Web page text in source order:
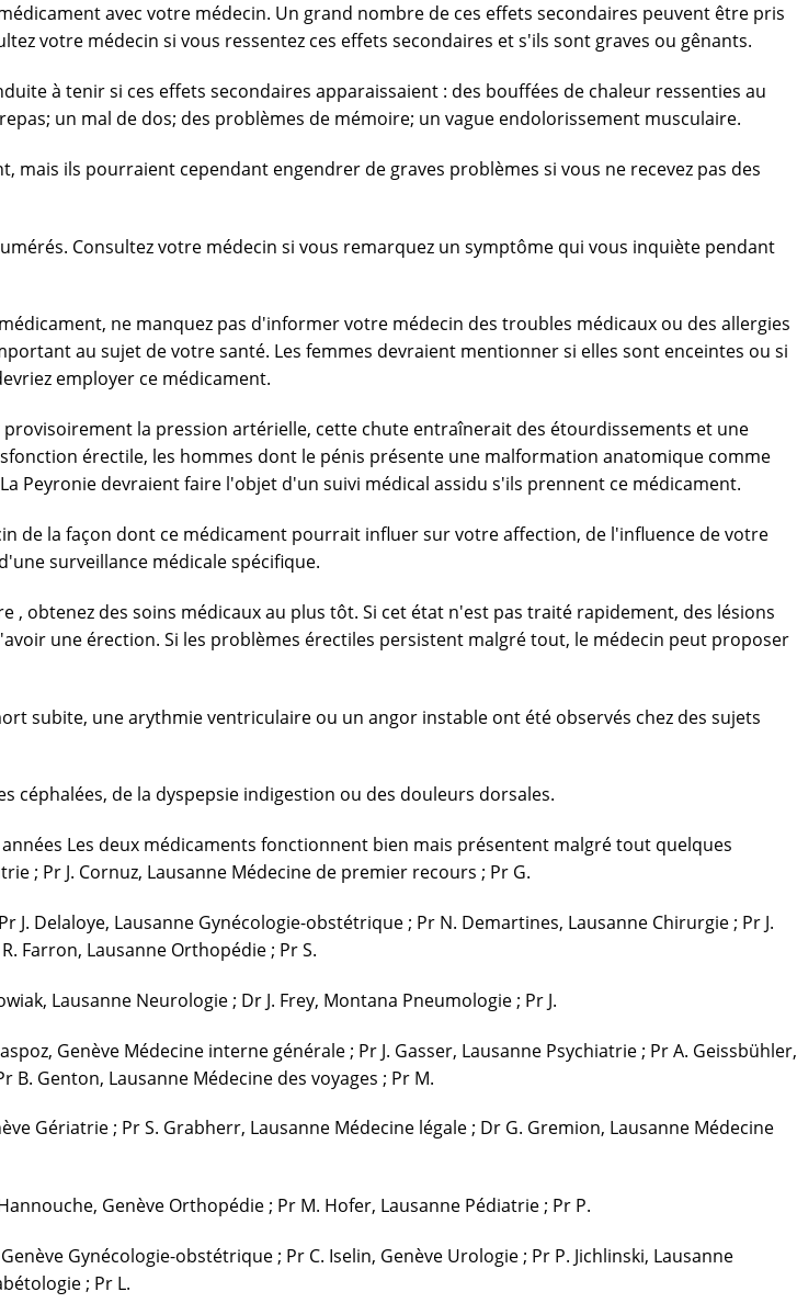
avec votre médecin. Un grand nombre de ces effets secondaires peuvent être pris
votre médecin si vous ressentez ces effets secondaires et s'ils sont graves ou gênants.
à tenir si ces effets secondaires apparaissaient : des bouffées de chaleur ressenties au
un mal de dos; des problèmes de mémoire; un vague endolorissement musculaire.
ils pourraient cependant engendrer de graves problèmes si vous ne recevez pas des
Consultez votre médecin si vous remarquez un symptôme qui vous inquiète pendant
ne manquez pas d'informer votre médecin des troubles médicaux ou des allergies
au sujet de votre santé. Les femmes devraient mentionner si elles sont enceintes ou si
employer ce médicament.
la pression artérielle, cette chute entraînerait des étourdissements et une
érectile, les hommes dont le pénis présente une malformation anatomique comme
Peyronie devraient faire l'objet d'un suivi médical assidu s'ils prennent ce médicament.
de la façon dont ce médicament pourrait influer sur votre affection, de l'influence de votre
surveillance médicale spécifique.
obtenez des soins médicaux au plus tôt. Si cet état n'est pas traité rapidement, des lésions
une érection. Si les problèmes érectiles persistent malgré tout, le médecin peut proposer
subite, une arythmie ventriculaire ou un angor instable ont été observés chez des sujets
de la dyspepsie indigestion ou des douleurs dorsales.
Les deux médicaments fonctionnent bien mais présentent malgré tout quelques
; Pr J. Cornuz, Lausanne Médecine de premier recours ; Pr G.
J. Delaloye, Lausanne Gynécologie-obstétrique ; Pr N. Demartines, Lausanne Chirurgie ; Pr J.
Farron, Lausanne Orthopédie ; Pr S.
Lausanne Neurologie ; Dr J. Frey, Montana Pneumologie ; Pr J.
Genève Médecine interne générale ; Pr J. Gasser, Lausanne Psychiatrie ; Pr A. Geissbühler,
B. Genton, Lausanne Médecine des voyages ; Pr M.
Gériatrie ; Pr S. Grabherr, Lausanne Médecine légale ; Dr G. Gremion, Lausanne Médecine
Genève Orthopédie ; Pr M. Hofer, Lausanne Pédiatrie ; Pr P.
Gynécologie-obstétrique ; Pr C. Iselin, Genève Urologie ; Pr P. Jichlinski, Lausanne
; Pr L.